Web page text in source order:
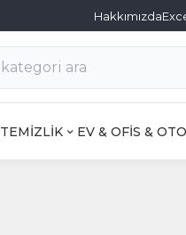
Hakkımızda
TEMİZLİK EV & OFİS & OTO